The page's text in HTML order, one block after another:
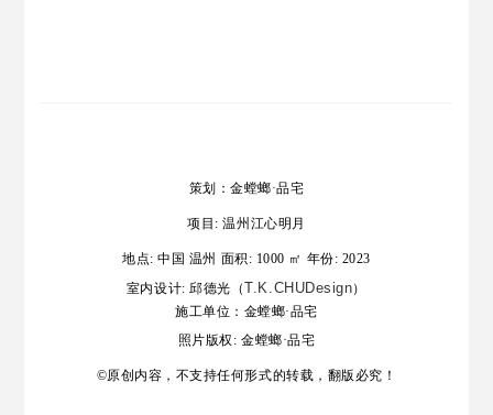
策划：金螳螂·品宅
项目: 温州江心明月
地点: 中国 温州 面积: 1000 ㎡ 年份: 2023
室内设计:邱德光（T.K.CHUDesign）
施工单位：金螳螂·品宅
照片版权: 金螳螂·品宅
©原创内容，不支持任何形式的转载，翻版必究！